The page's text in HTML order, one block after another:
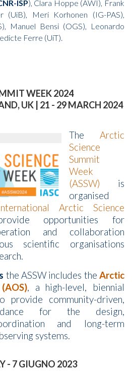
ISP), Clara Hoppe (AWI), Frank
(UiB), Meri Korhonen (IG-PAS),
Manuel Bensi (OGS), Leonardo
Ferre (UiT).
WEEK 2024
UK | 21 - 29 MARCH 2024
The Arctic
Science
Summit
Week
(ASSW) is
organised
Arctic Science
opportunities for
and collaboration
scientific organisations
the ASSW includes the Arctic
, a high-level, biennial
provide community-driven,
for the design,
and long-term
systems.
- 7 GIUGNO 2023